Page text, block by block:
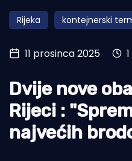
Obala
Otoci
Turizam i nautika
Pomorstvo
Ribolov
Ekologija
Rijeka kontejnerski
11 prosinca 2025
Dvije nove
Rijeci :
najvećih